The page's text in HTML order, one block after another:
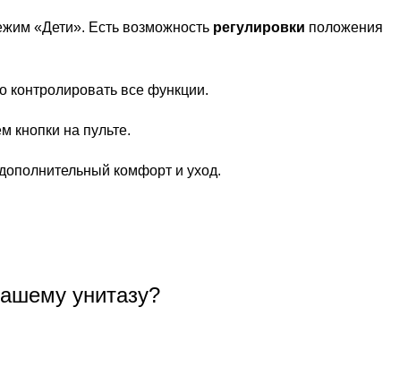
«Дети». Есть возможность регулировки положения
контролировать все функции.
кнопки на пульте.
комфорт и уход.
унитазу?